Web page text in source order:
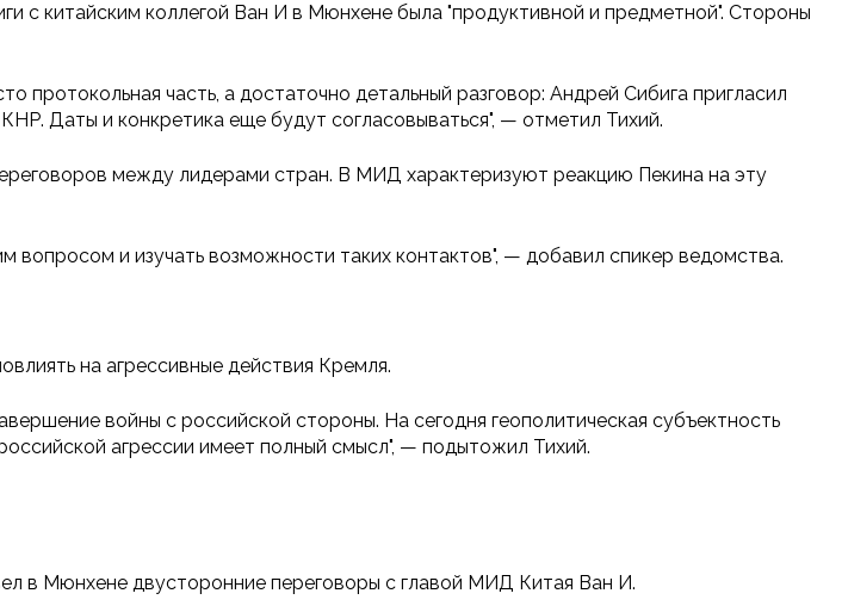
с китайским коллегой Ван И в Мюнхене была "продуктивной и предметной". Стороны
часть, а достаточно детальный разговор: Андрей Сибига пригласил
Даты и конкретика еще будут согласовываться", — отметил Тихий.
между лидерами стран. В МИД характеризуют реакцию Пекина на эту
и изучать возможности таких контактов", — добавил спикер ведомства.
на агрессивные действия Кремля.
войны с российской стороны. На сегодня геополитическая субъектность
агрессии имеет полный смысл", — подытожил Тихий.
в Мюнхене двусторонние переговоры с главой МИД Китая Ван И.